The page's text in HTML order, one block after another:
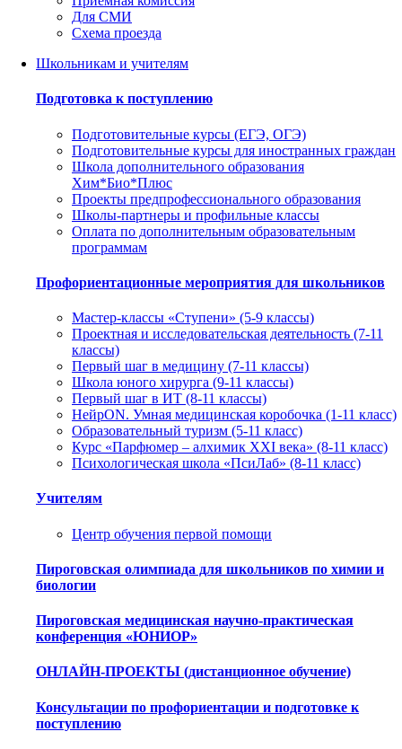
Для СМИ
Схема проезда
Школьникам и учителям
Подготовка к поступлению
Подготовительные курсы (ЕГЭ, ОГЭ)
Подготовительные курсы для иностранных граждан
Школа дополнительного образования
Хим*Био*Плюс
Проекты предпрофессионального образования
Школы-партнеры и профильные классы
Оплата по дополнительным образовательным
программам
Профориентационные мероприятия для школьников
Мастер-классы «Ступени» (5-9 классы)
Проектная и исследовательская деятельность (7-11
классы)
Первый шаг в медицину (7-11 классы)
Школа юного хирурга (9-11 классы)
Первый шаг в ИТ (8-11 классы)
НейрON. Умная медицинская коробочка (1-11 класс)
Образовательный туризм (5-11 класс)
Курс «Парфюмер – алхимик XXI века» (8-11 класс)
Психологическая школа «ПсиЛаб» (8-11 класс)
Учителям
Центр обучения первой помощи
Пироговская олимпиада для школьников по химии и
биологии
Пироговская медицинская научно-практическая
конференция «ЮНИОР»
ОНЛАЙН-ПРОЕКТЫ (дистанционное обучение)
Консультации по профориентации и подготовке к
поступлению